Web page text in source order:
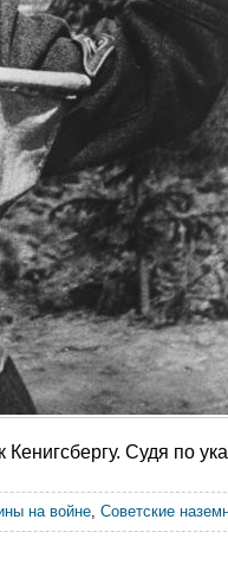
Судя по
на войне, Советские